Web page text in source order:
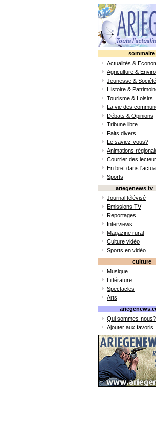
sommaire
Actualités &
Agriculture &
Jeunesse & Société
Histoire &
Tourisme & Loisirs
La vie des
Débats & Opinions
Tribune libre
Faits divers
Le saviez-vous?
Animations
Courrier des
En bref dans
Sports
ariegenews tv
Journal télévisé
Emissions TV
Reportages
Interviews
Magazine rural
Culture vidéo
Sports en vidéo
culture
Musique
Littérature
Spectacles
Arts
Qui sommes-nous?
Ajouter aux favoris